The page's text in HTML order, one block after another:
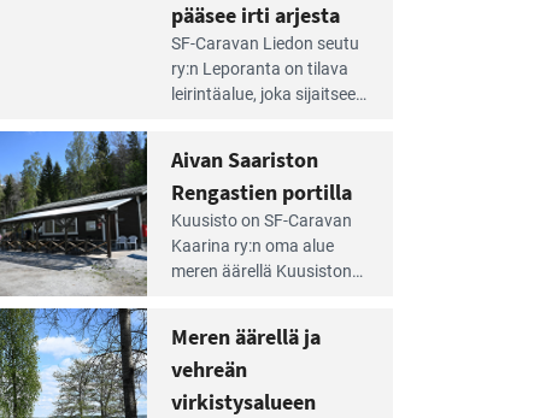
pääsee irti arjesta
SF-Caravan Liedon seutu
ry:n Leporanta on tilava
leirintäalue, joka sijaitsee
ympärillä. – Lampi on
upea ja puhdas, ja se
tarjoaa ympäris­töineen
kauniit maisemat ja
loistavat virkistäytymis­
Aivan Saariston
Rengastien portilla
Kuusisto on SF-Caravan
Kaarina ry:n oma alue
meren äärellä Kuusiston
lapsiystävällinen,
rauhallinen ja
silmiinpistävän siisti.
Meren äärellä ja
vehreän
virkistysalueen